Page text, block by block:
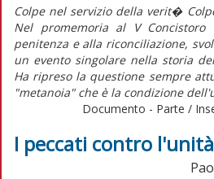
Colpe nel servizio della verit�
Nel promemoria al V
penitenza e alla riconciliazione,
un evento singolare nella storia
Ha ripreso la questione sempre
"metanoia" che è la condizione
Documento - Parte /
I peccati contro